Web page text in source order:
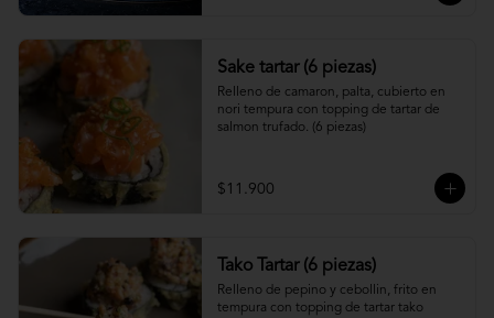
Sake tartar (6 piezas)
Relleno de camaron, palta, cubierto en
nori tempura con topping de tartar de
salmon trufado. (6 piezas)
$11.900
Tako Tartar (6 piezas)
Relleno de pepino y cebollin, frito en
tempura con topping de tartar tako